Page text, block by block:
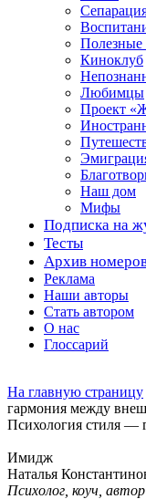
Полезные
Киноклуб
Любимцы
Проект
Наш дом
Мифы
Подписка на
Тесты
Архив
Реклама
Наши авторы
Стать автором
О нас
Глоссарий
На главную страницу
гармония между
Психология стиля —
Имидж
Наталья
Психолог, коуч,